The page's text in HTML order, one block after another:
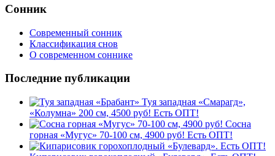
Сонник
Современный сонник
Классификация снов
О современном соннике
Последние публикации
Туя западная «Смарагд»,
«Колумна» 200 см, 4500 руб! Есть ОПТ!
Сосна
горная «Мугус» 70-100 см, 4900 руб! Есть ОПТ!